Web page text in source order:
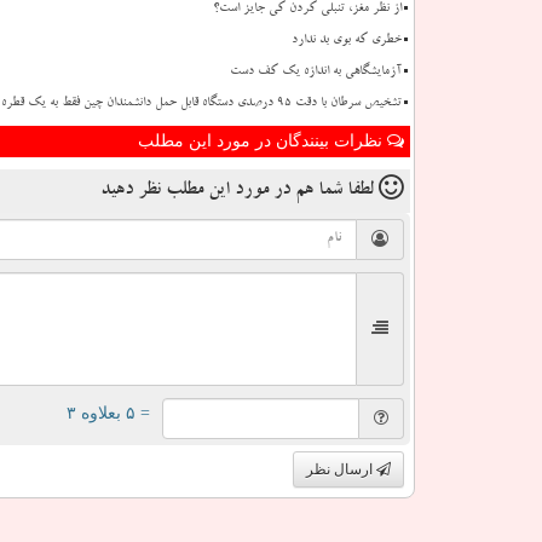
از نظر مغز، تنبلی کردن کی جایز است؟
خطری که بوی بد ندارد
آزمایشگاهی به اندازه یک کف دست
تشخیص سرطان با دقت ۹۵ درصدی دستگاه قابل حمل دانشمندان چین فقط به یک قطره خون نیاز دارد
نظرات بینندگان در مورد این مطلب
لطفا شما هم در مورد این مطلب نظر دهید
= ۵ بعلاوه ۳
ارسال نظر